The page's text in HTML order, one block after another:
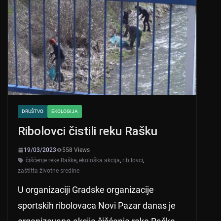
DRUŠTVO EKOLOGIJA
Ribolovci čistili reku Rašku
19/03/2023
558 Views
čišćenje reke Raške, ekološka akcija, ribilovci,
zaštitta životne sredine
U organizaciji Gradske organizacije
sportskih ribolovaca Novi Pazar danas je